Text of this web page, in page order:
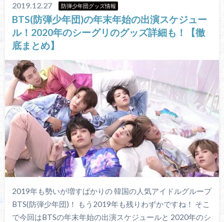
2019.12.27 防弾少年団グッズ情報
BTS(防弾少年団)の年末年始の出演スケジュー
ル！2020年のシーグリのグッズ詳細も！【徹
底まとめ】
2019年も勢いが増すばかりの 韓国の人気アイドルグループ
BTS(防弾少年団)！ もう2019年も残りわずかですね！ そこ
で今回はBTSの年末年始の出演スケジュールと 2020年のシ